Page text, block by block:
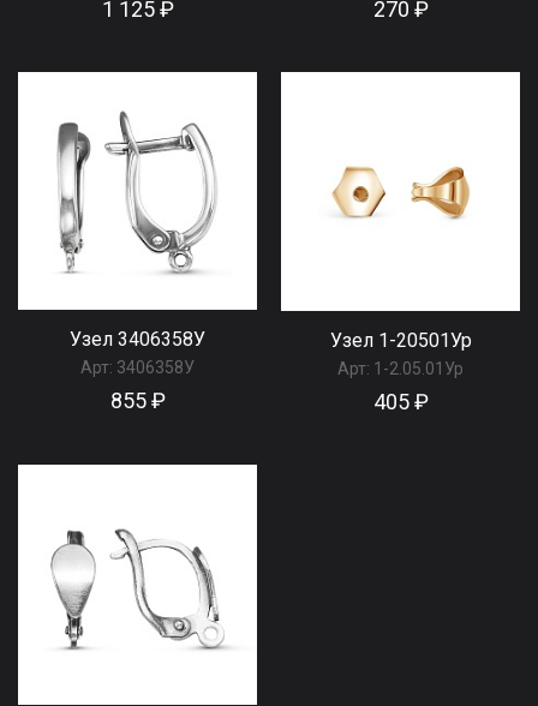
1 125 ₽ 270 ₽
Узел 3406358У
Арт: 3406358У
855 ₽
Узел 1-20501Ур
Арт: 1-2.05.01Ур
405 ₽